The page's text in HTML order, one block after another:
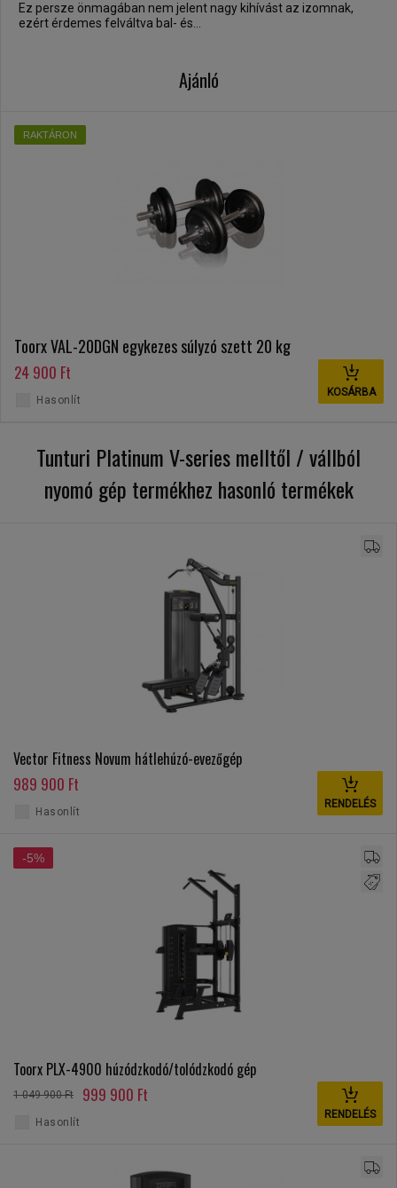
Ez persze önmagában nem jelent nagy kihívást az izomnak,
ezért érdemes felváltva bal- és...
Ajánló
RAKTÁRON
Toorx VAL-20DGN egykezes súlyzó szett 20 kg
24 900 Ft
KOSÁRBA
Hasonlít
Tunturi Platinum V-series melltől / vállból
nyomó gép termékhez hasonló termékek
Vector Fitness Novum hátlehúzó-evezőgép
989 900 Ft
RENDELÉS
Hasonlít
-5%
Toorx PLX-4900 húzódzkodó/tolódzkodó gép
1 049 900 Ft 999 900 Ft
RENDELÉS
Hasonlít